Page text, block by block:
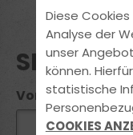
SEMINAR
Vorname*:
Diese
Analyse der
unser
können.
statistische
COOKIES